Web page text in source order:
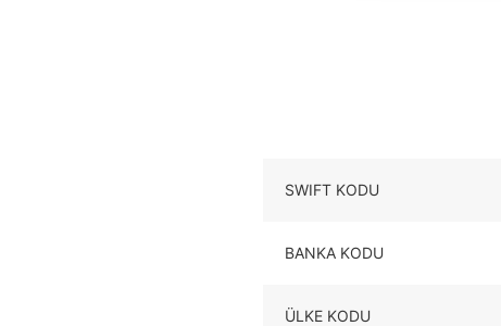
SWIFT KODU
BANKA KODU
ÜLKE KODU